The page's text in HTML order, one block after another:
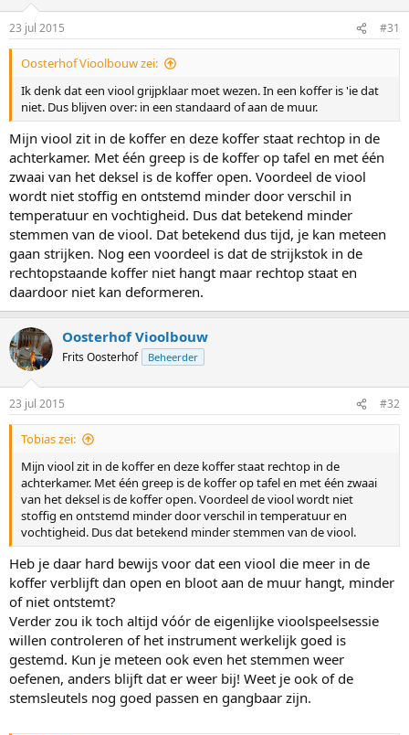
n
g
e
23 jul 2015 #31
Oosterhof Vioolbouw zei:
Ik denk dat een viool grijpklaar moet wezen. In een koffer is 'ie dat
niet. Dus blijven over: in een standaard of aan de muur.
Mijn viool zit in de koffer en deze koffer staat rechtop in de
achterkamer. Met één greep is de koffer op tafel en met één
zwaai van het deksel is de koffer open. Voordeel de viool
wordt niet stoffig en ontstemd minder door verschil in
temperatuur en vochtigheid. Dus dat betekend minder
stemmen van de viool. Dat betekend dus tijd, je kan meteen
gaan strijken. Nog een voordeel is dat de strijkstok in de
rechtopstaande koffer niet hangt maar rechtop staat en
daardoor niet kan deformeren.
Oosterhof Vioolbouw
Frits Oosterhof Beheerder
23 jul 2015 #32
Tobias zei:
Mijn viool zit in de koffer en deze koffer staat rechtop in de
achterkamer. Met één greep is de koffer op tafel en met één zwaai
van het deksel is de koffer open. Voordeel de viool wordt niet
stoffig en ontstemd minder door verschil in temperatuur en
vochtigheid. Dus dat betekend minder stemmen van de viool.
Heb je daar hard bewijs voor dat een viool die meer in de
koffer verblijft dan open en bloot aan de muur hangt, minder
of niet ontstemt?
Verder zou ik toch altijd vóór de eigenlijke vioolspeelsessie
willen controleren of het instrument werkelijk goed is
gestemd. Kun je meteen ook even het stemmen weer
oefenen, anders blijft dat er weer bij! Weet je ook of de
stemsleutels nog goed passen en gangbaar zijn.